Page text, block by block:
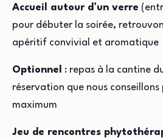
Accueil autour d’un verre
pour débuter la soirée,
apéritif convivial et aromatique
Optionnel
: repas à la cantine
réservation que nous conseillons
maximum
Jeu de rencontres